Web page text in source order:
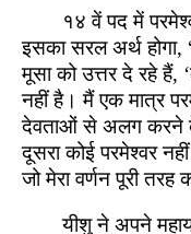
१४ वें पद में
इसका सरल अर्थ होगा,
मूसा को उत्तर दे रहे हैं,
नहीं है। मैं एक मात्र
देवताओं से अलग करने के
दूसरा कोई परमेश्वर
जो मेरा वर्णन पूरी
यीशु ने अपने